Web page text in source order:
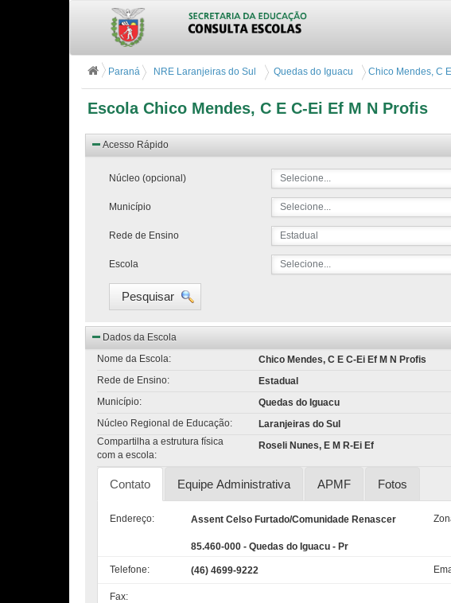
Escola Chico Mendes, C E C-Ei Ef M N Profis
Paraná NRE Laranjeiras do Sul Quedas do Iguacu Chico Mendes, C
Acesso Rápido
Núcleo (opcional) Selecione...
Município Selecione...
Rede de Ensino Estadual
Escola Selecione...
Pesquisar
Dados da Escola
Nome da Escola:
Chico Mendes, C E C-Ei Ef M N Profis
Rede de Ensino:
Estadual
Município:
Quedas do Iguacu
Núcleo Regional de Educação:
Laranjeiras do Sul
Compartilha a estrutura física
com a escola:
Roseli Nunes, E M R-Ei Ef
Contato Equipe Administrativa APMF Fotos
Endereço: Assent Celso Furtado/Comunidade Renascer
85.460-000 - Quedas do Iguacu - Pr
Telefone: (46) 4699-9222
Fax: